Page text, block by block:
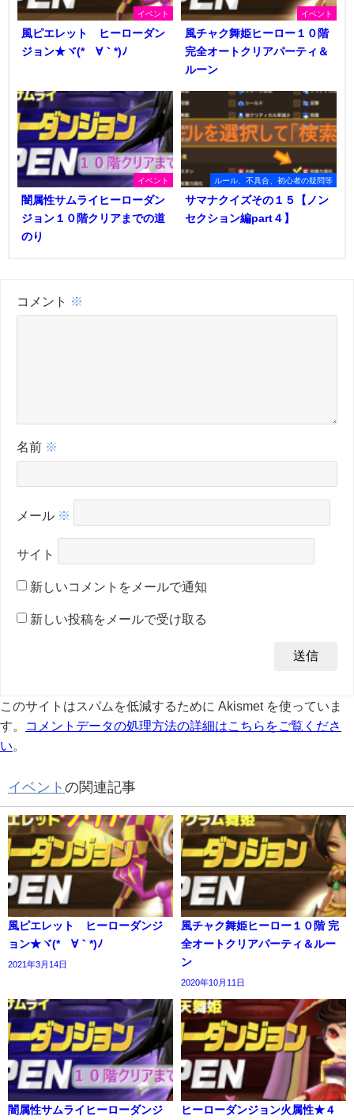
イベント
風ピエレット ヒーローダン
ジョン★ヾ(*´∀｀*)ﾉ
イベント
風チャク舞姫ヒーロー１０階
完全オートクリアパーティ＆
ルーン
イベント
闇属性サムライヒーローダン
ジョン１０階クリアまでの道
のり
ルール、不具合、初心者の疑問等
サマナクイズその１５【ノン
セクション編part４】
コメント ※
名前 ※
メール ※
サイト
新しいコメントをメールで通知
新しい投稿をメールで受け取る
このサイトはスパムを低減するために Akismet を使っていま
す。
コメントデータの処理方法の詳細はこちらをご覧くださ
い
イベント の関連記事
風ピエレット ヒーローダンジ
ョン★ヾ(*´∀｀*)ﾉ
2021年3月14日
風チャク舞姫ヒーロー１０階 完
全オートクリアパーティ＆ルー
ン
2020年10月11日
闇属性サムライヒーローダンジ ヒーローダンジョン火属性★４